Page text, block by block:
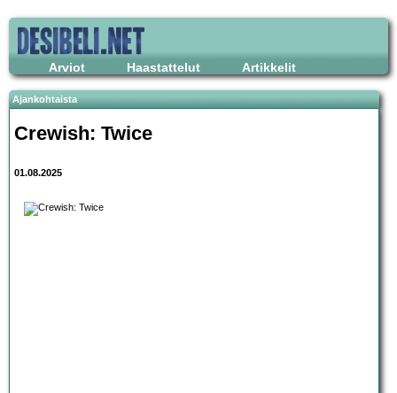
Arviot Haastattelut Artikkelit
Ajankohtaista
Crewish: Twice
01.08.2025